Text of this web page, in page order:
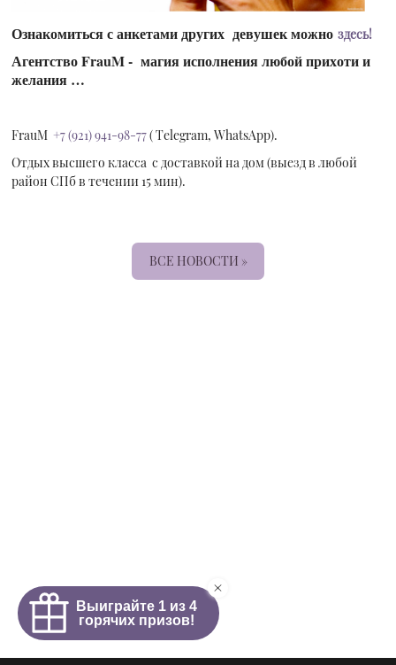
Ознакомиться с анкетами других девушек можноздесь!
Агентство FrauM - магия исполнения любой прихоти и
желания …
FrauM+7 (921) 941-98-77( Telegram, WhatsApp).
Отдых высшего класса с доставкой на дом (выезд в любой
район СПб в течении 15 мин).
ВСЕ НОВОСТИ »